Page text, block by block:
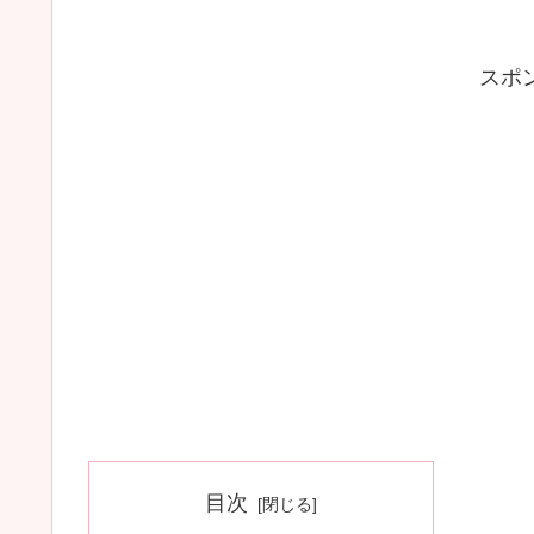
スポ
目次